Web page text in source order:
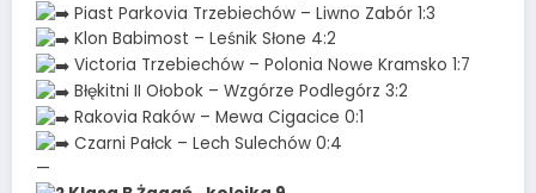
Piast Parkovia Trzebiechów – Liwno Zabór 1:3
Klon Babimost – Leśnik Słone 4:2
Victoria Trzebiechów – Polonia Nowe Kramsko 1:7
Błękitni II Ołobok – Wzgórze Podlegórz 3:2
Rakovia Raków – Mewa Cigacice 0:1
Czarni Pałck – Lech Sulechów 0:4
—